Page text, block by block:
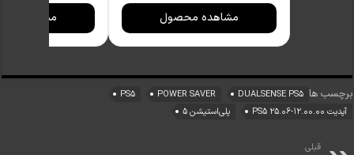
مشاهده محصول مشاهده
برچسب ها DUALSENSE PS5
POWER SAVER
PS5
آپدیت PS5 ۲۵.۰۶-۱۲.۰۰.۰۰
پلی‌استیشن ۵
قبلی